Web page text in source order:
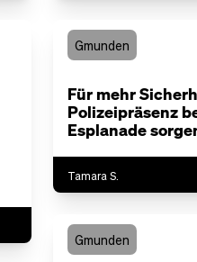
Gmunden
Für mehr
Polizeipräsenz
Esplanade
Tamara S.
Gmunden